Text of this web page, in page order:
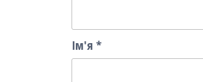
Ім'я *